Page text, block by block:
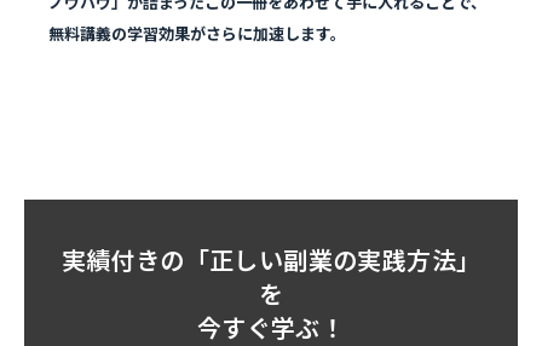
無料講義の学習効果がさらに加速します。
実績付きの 「正しい副業の実践方法」
を
今すぐ学ぶ！